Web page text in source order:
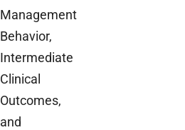
Management
Behavior,
Intermediate
Clinical
Outcomes,
and